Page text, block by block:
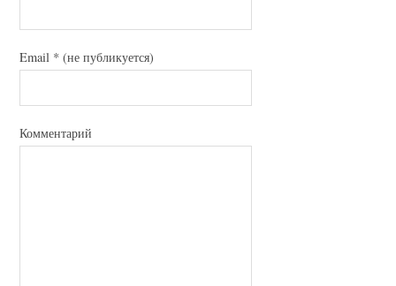
Email * (не публикуется)
Комментарий